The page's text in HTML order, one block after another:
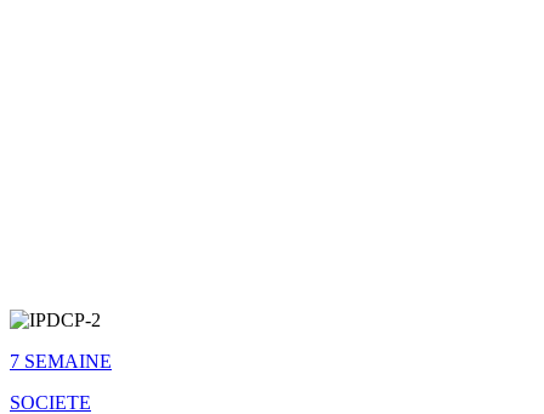
7 SEMAINE
SOCIETE